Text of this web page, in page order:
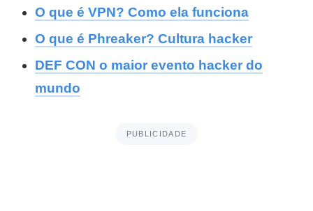
O que é VPN? Como ela funciona
O que é Phreaker? Cultura hacker
DEF CON o maior evento hacker do
mundo
PUBLICIDADE